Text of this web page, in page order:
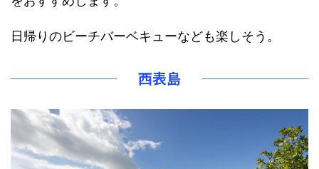
日帰りのビーチバーベキューなども楽しそう。
西表島